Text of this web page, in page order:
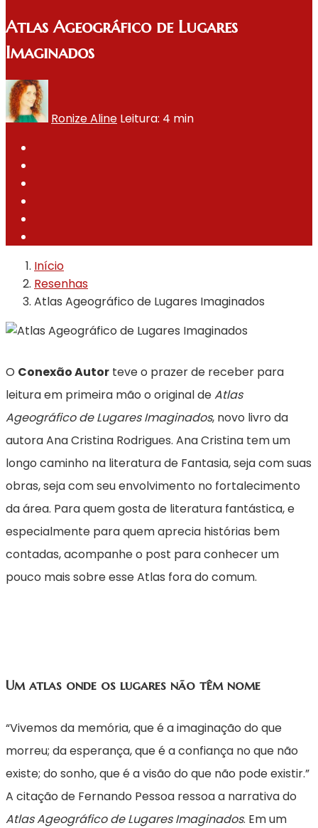
Atlas Ageográfico de Lugares
Imaginados
Ronize Aline Leitura: 4 min
Início
Resenhas
Atlas Ageográfico de Lugares Imaginados
O Conexão Autor teve o prazer de receber para
leitura em primeira mão o original deAtlas
Ageográfico de Lugares Imaginados, novo livro da
autora Ana Cristina Rodrigues. Ana Cristina tem um
longo caminho na literatura de Fantasia, seja com suas
obras, seja com seu envolvimento no fortalecimento
da área. Para quem gosta de literatura fantástica, e
especialmente para quem aprecia histórias bem
contadas, acompanhe o post para conhecer um
pouco mais sobre esse Atlas fora do comum.
Um atlas onde os lugares não têm nome
“Vivemos da memória, que é a imaginação do que
morreu; da esperança, que é a confiança no que não
existe; do sonho, que é a visão do que não pode existir.”
A citação de Fernando Pessoa ressoa a narrativa do
Atlas Ageográfico de Lugares Imaginados. Em um